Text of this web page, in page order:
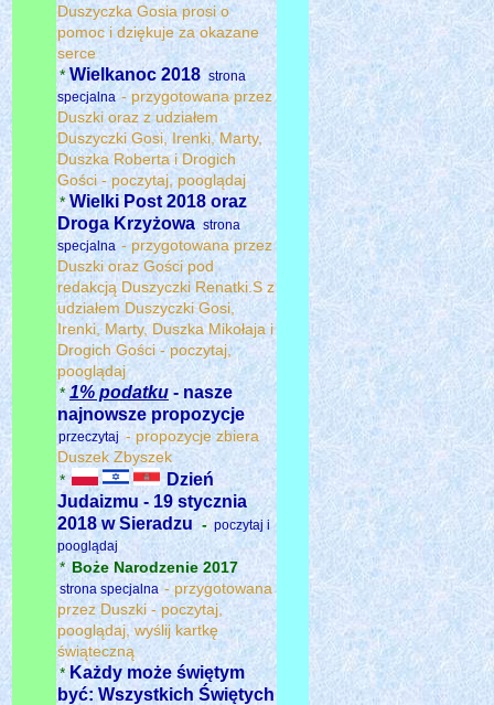
Duszyczka Gosia prosi o
pomoc i dziękuje za okazane
serce
* Wielkanoc 2018 strona
specjalna - przygotowana przez
Duszki oraz z udziałem
Duszyczki Gosi, Irenki, Marty,
Duszka Roberta i Drogich
Gości - poczytaj, pooglądaj
*Wielki Post 2018 oraz
Droga Krzyżowa strona
specjalna - przygotowana przez
Duszki oraz Gości pod
redakcją Duszyczki Renatki.S z
udziałem Duszyczki Gosi,
Irenki, Marty, Duszka Mikołaja i
Drogich Gości - poczytaj,
pooglądaj
*1% podatku - nasze
najnowsze propozycje
przeczytaj - propozycje zbiera
Duszek Zbyszek
*
Dzień
Judaizmu - 19 stycznia
2018 w Sieradzu - poczytaj i
pooglądaj
* Boże Narodzenie 2017
strona specjalna - przygotowana
przez Duszki - poczytaj,
pooglądaj, wyślij kartkę
świąteczną
*Każdy może świętym
być: Wszystkich Świętych